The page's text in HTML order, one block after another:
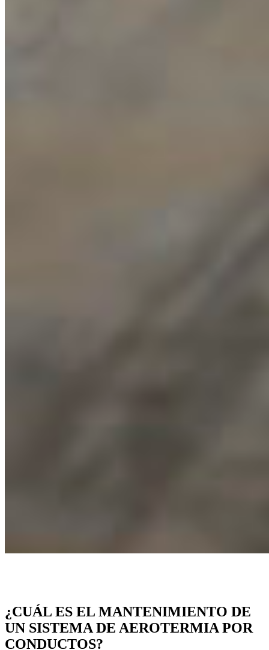
¿CUÁL ES EL MANTENIMIENTO DE
UN SISTEMA DE AEROTERMIA POR
CONDUCTOS?